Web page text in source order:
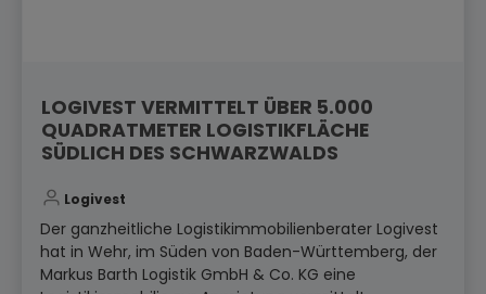
LOGIVEST VERMITTELT ÜBER 5.000
QUADRATMETER LOGISTIKFLÄCHE
SÜDLICH DES SCHWARZWALDS
Logivest
Der ganzheitliche Logistikimmobilienberater Logivest
hat in Wehr, im Süden von Baden-Württemberg, der
Markus Barth Logistik GmbH & Co. KG eine